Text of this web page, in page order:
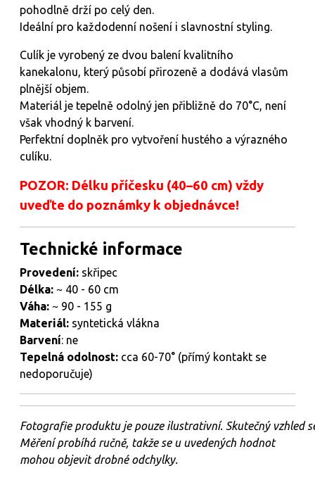
pohodlně drží po celý den.
Ideální pro každodenní nošení i slavnostní styling.
Culík je vyrobený ze dvou balení kvalitního
kanekalonu, který působí přirozeně a dodává vlasům
plnější objem.
Materiál je tepelně odolný jen přibližně do 70°C, není
však vhodný k barvení.
Perfektní doplněk pro vytvoření hustého a výrazného
culíku.
POZOR: Délku příčesku (40–60 cm) vždy
uveďte do poznámky k objednávce!
Technické informace
Provedení: skřipec
Délka: ~ 40 - 60 cm
Váha: ~ 90 - 155 g
Materiál: syntetická vlákna
Barvení: ne
Tepelná odolnost: cca 60-70° (přímý kontakt se
nedoporučuje)
Fotografie produktu je pouze ilustrativní. Skutečný vzhled
Měření probíhá ručně, takže se u uvedených hodnot
mohou objevit drobné odchylky.